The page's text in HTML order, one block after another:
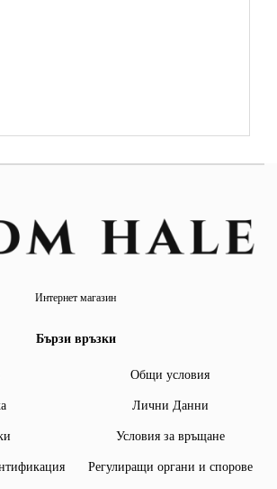
Интернет магазин
Бързи връзки
Общи условия
Лични Данни
Условия за връщане
Регулиращи органи и спорове